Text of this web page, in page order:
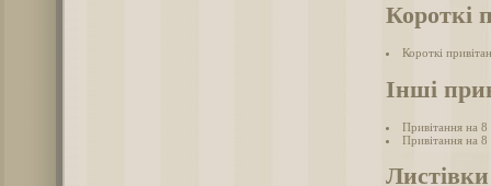
Короткі
Короткі
Інші
Привітання на 8
Привітання на 8